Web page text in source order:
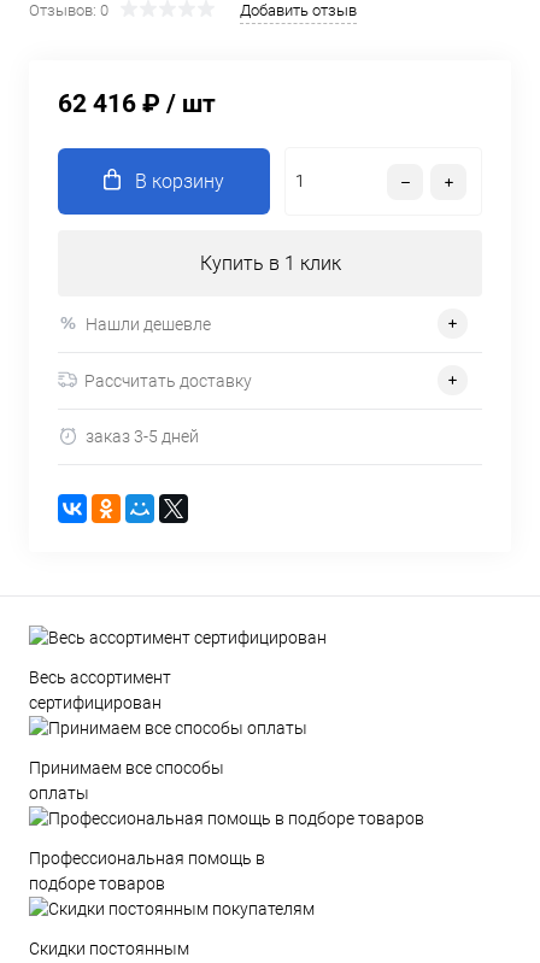
Отзывов: 0 Добавить отзыв
62 416 ₽ / шт
В корзину
Купить в 1 клик
Нашли дешевле
Рассчитать доставку
заказ 3-5 дней
Весь ассортимент
сертифицирован
Принимаем все способы
оплаты
Профессиональная помощь в
подборе товаров
Скидки постоянным